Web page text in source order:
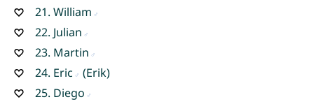
21. William
22. Julian
23. Martin
24. Eric
(Erik)
25. Diego